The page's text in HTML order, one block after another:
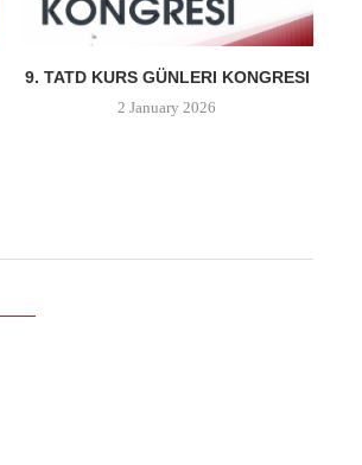
9. TATD KURS GÜNLERI KONGRESI
2 January 2026